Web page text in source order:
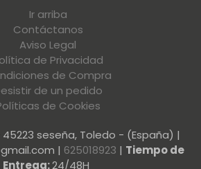
Ir arriba
Contáctanos
Aviso Legal
de Privacidad
de Compra
de un pedido
de Cookies
seseña, Toledo - (España) |
| 625018923 | Tiempo de
Entrega:24/48H